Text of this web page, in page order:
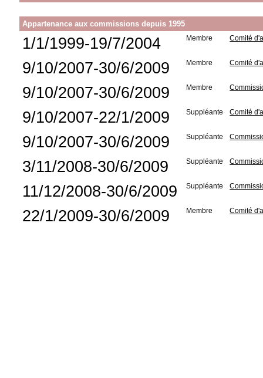
Appartenance aux commissions depuis 1995
1/1/1999-19/7/2004 Membre Comité
9/10/2007-30/6/2009 Membre Comité
9/10/2007-30/6/2009 Membre
9/10/2007-22/1/2009 Suppléante Comité
9/10/2007-30/6/2009 Suppléante
3/11/2008-30/6/2009 Suppléante
11/12/2008-30/6/2009 Suppléante
22/1/2009-30/6/2009 Membre Comité